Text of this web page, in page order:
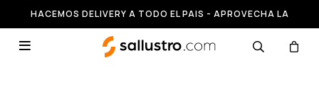
HACEMOS DELIVERY A TODO EL PAIS - APROVECHA LA
RUNNING HASTA 50% OFF
